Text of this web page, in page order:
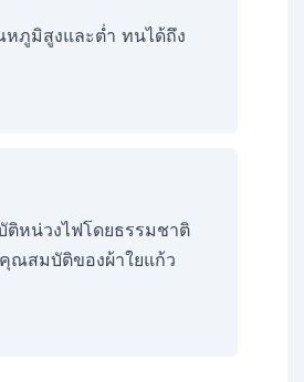
ภูมิสูงและต่ำ ทนได้ถึง
หน่วงไฟโดยธรรมชาติ
คุณสมบัติของผ้าใยแก้ว